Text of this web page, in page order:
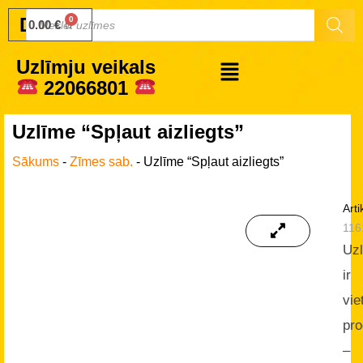
Druku.lv
0.00€
Uzlīmju veikals
22066801
Uzlīme “Spļaut aizliegts”
Sākums - Zīmes sab. - Uzlīme “Spļaut aizliegts”
ir
–